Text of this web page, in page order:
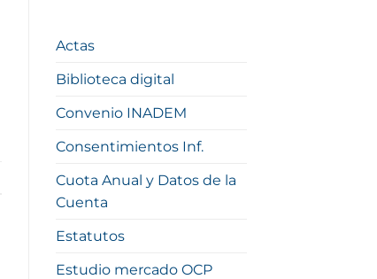
Actas
Biblioteca digital
Convenio INADEM
Consentimientos Inf.
Cuota Anual y Datos de la
Cuenta
Estatutos
Estudio mercado OCP